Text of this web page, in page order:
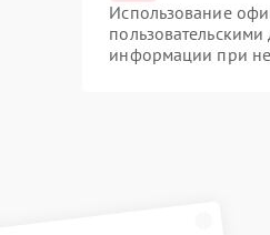
Использование
информации при